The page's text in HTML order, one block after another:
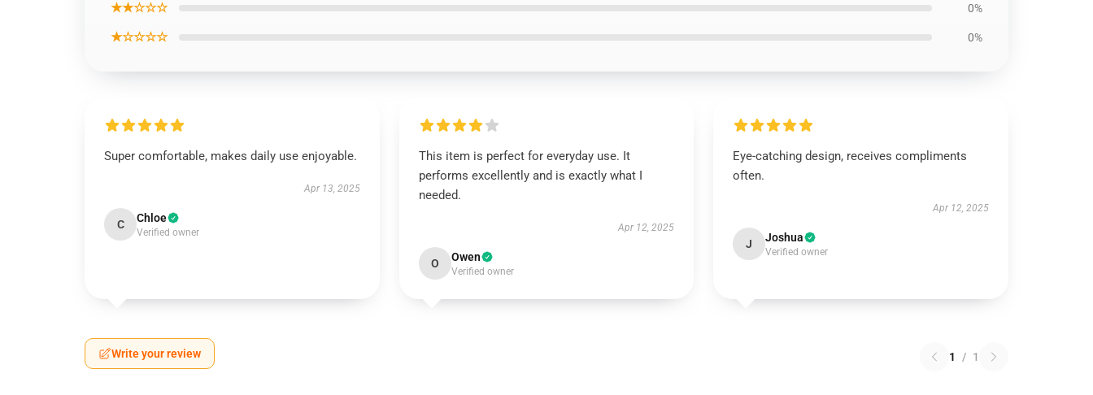
★★☆☆☆ 0%
★☆☆☆☆ 0%
Super comfortable, makes daily use enjoyable.
Apr 13, 2025
C Chloe
Verified owner
This item is perfect for everyday use. It
performs excellently and is exactly what I
needed.
Apr 12, 2025
O Owen
Verified owner
Eye-catching design, receives compliments
often.
Apr 12, 2025
J Joshua
Verified owner
Write your review 1 / 1